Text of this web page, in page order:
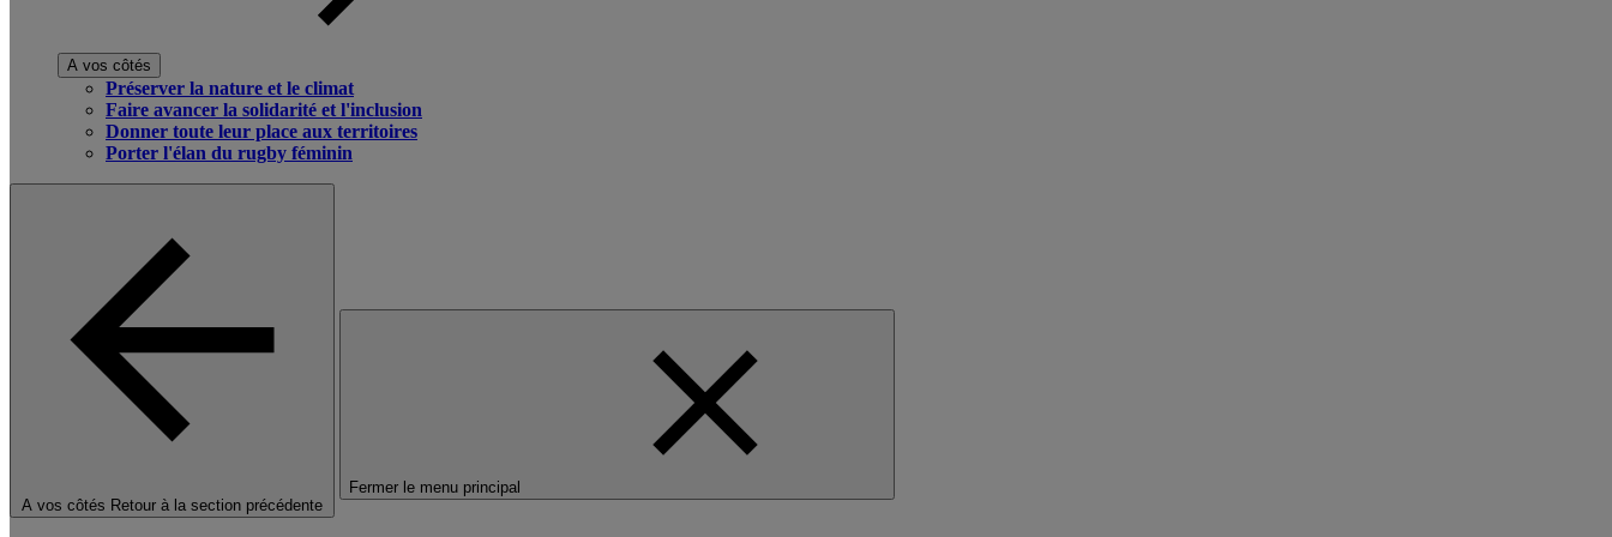
A vos côtés
Préserver la nature et le climat
Faire avancer la solidarité et l'inclusion
Donner toute leur place aux territoires
Porter l'élan du rugby féminin
A vos côtés Retour à la section précédente
Fermer le menu principal